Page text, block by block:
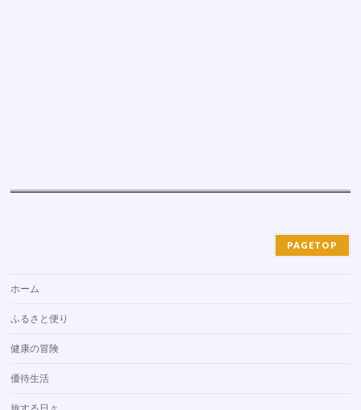
PAGETOP
ホーム
ふるさと便り
健康の冒険
優待生活